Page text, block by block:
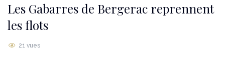
Les Gabarres de Bergerac reprennent
les flots
21 vues